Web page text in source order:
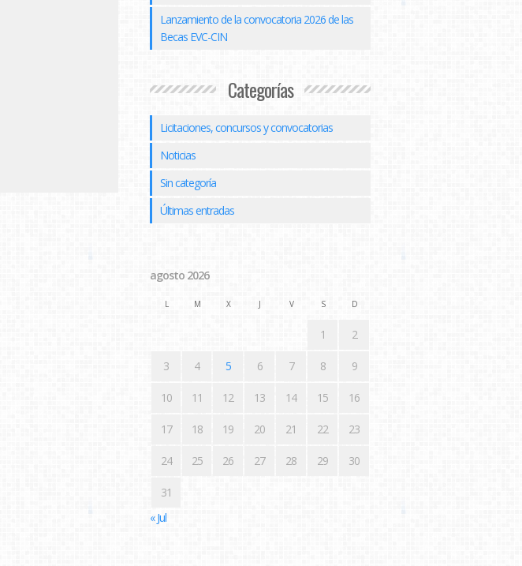
Lanzamiento de la convocatoria 2026 de las
Becas EVC-CIN
Categorías
Licitaciones, concursos y convocatorias
Noticias
Sin categoría
Últimas entradas
agosto 2026
L M X J V S D
1 2
3 4 5 6 7 8 9
10 11 12 13 14 15 16
17 18 19 20 21 22 23
24 25 26 27 28 29 30
31
« Jul